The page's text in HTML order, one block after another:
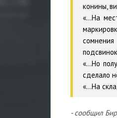
конины,
«...На
«...Но
сделало
«...На
- сообщил